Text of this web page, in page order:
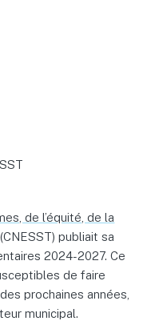
de l’équité, de la
(CNESST) publiait sa
2024-2027. Ce
de faire
prochaines années,
municipal.